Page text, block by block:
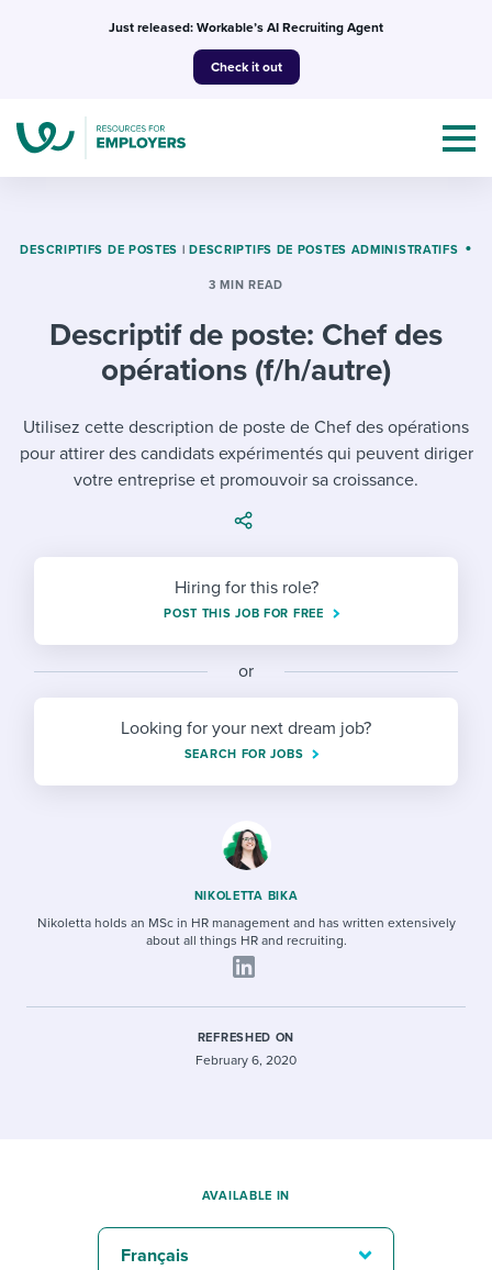
Just released: Workable’s AI Recruiting Agent
Check it out
Mobilizing AI in my work
Working together with others
Maintaining hiring pipelines
Developing & retaining people
Ensuring compliance
Finding and attracting people
Digitizing work processes
Candidate/employee experiences
Templates & Guides
I WANT...
Policy templates
Onboarding checklists
Step-by-step tutorials
Free ebooks & reports
HR terms
Workable Academy
Interview process
Pay & benefits
Modern working life
Overall career resources
Attend webinars & events
Workable customer stories
Explore Workable
DESCRIPTIFS DE POSTES | DESCRIPTIFS DE POSTES ADMINISTRATIFS
3 MIN READ
Descriptif de poste: Chef des
opérations (f/h/autre)
Utilisez cette description de poste de Chef des opérations
pour attirer des candidats expérimentés qui peuvent diriger
votre entreprise et promouvoir sa croissance.
Hiring for this role?
POST THIS JOB FOR FREE
or
Looking for your next dream job?
SEARCH FOR JOBS
NIKOLETTA BIKA
Nikoletta holds an MSc in HR management and has written extensively
about all things HR and recruiting.
REFRESHED ON
February 6, 2020
AVAILABLE IN
Français